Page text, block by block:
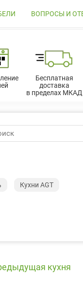
ВОПРОСЫ И
Бесплатная
доставка
в пределах МКАД
Кухни AGT
кухня